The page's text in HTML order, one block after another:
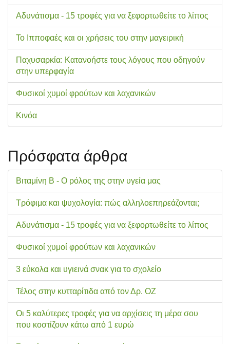
Αδυνάτισμα - 15 τροφές για να ξεφορτωθείτε το λίπος
Το Ιπποφαές και οι χρήσεις του στην μαγειρική
Παχυσαρκία: Κατανοήστε τους λόγους που οδηγούν
στην υπερφαγία
Φυσικοί χυμοί φρούτων και λαχανικών
Κινόα
Πρόσφατα άρθρα
Βιταμίνη Β - Ο ρόλος της στην υγεία μας
Τρόφιμα και ψυχολογία: πώς αλληλοεπηρεάζονται;
Αδυνάτισμα - 15 τροφές για να ξεφορτωθείτε το λίπος
Φυσικοί χυμοί φρούτων και λαχανικών
3 εύκολα και υγιεινά σνακ για το σχολείo
Τέλος στην κυτταρίτιδα από τον Δρ. ΟΖ
Οι 5 καλύτερες τροφές για να αρχίσεις τη μέρα σου
που κοστίζουν κάτω από 1 ευρώ